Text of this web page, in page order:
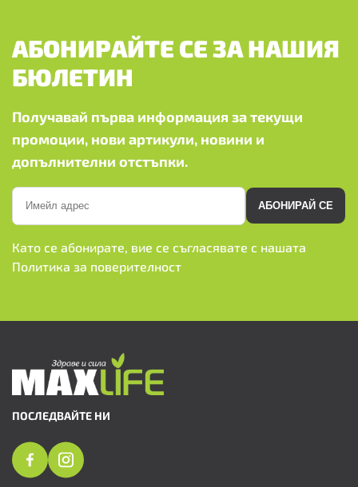
АБОНИРАЙТЕ СЕ ЗА НАШИЯ
БЮЛЕТИН
Получавай първа информация за текущи
промоции, нови артикули, новини и
допълнителни отстъпки.
АБОНИРАЙ СЕ
Като се абонирате, вие се съгласявате с нашата
Политика за поверителност
ПОСЛЕДВАЙТЕ НИ